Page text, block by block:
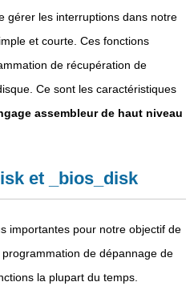
gérer les interruptions dans notre
et courte. Ces fonctions
de récupération de
Ce sont les caractéristiques
assembleur de haut niveau
et _bios_disk
importantes pour notre objectif de
de dépannage de
la plupart du temps.